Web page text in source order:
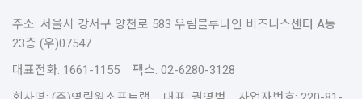
주소: 서울시 강서구 양천로 583 우림블루나인 비즈니스센터 A동
23층 (우)07547
대표전화: 1661-1155 팩스: 02-6280-3128